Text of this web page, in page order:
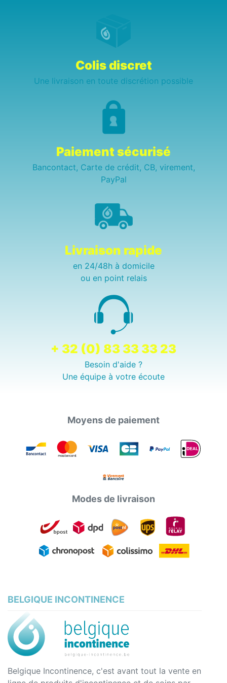
Colis discret
Une livraison en toute discrétion possible
Paiement sécurisé
Bancontact, Carte de crédit, CB, virement,
PayPal
Livraison rapide
en 24/48h à domicile
ou en point relais
+ 32 (0) 83 33 33 23
Besoin d'aide ?
Une équipe à votre écoute
Moyens de paiement
Modes de livraison
BELGIQUE INCONTINENCE
Belgique Incontinence, c'est avant tout la vente en